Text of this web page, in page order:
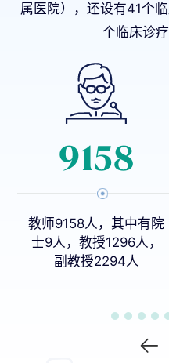
属医院），还设有41个
个临床诊
761
博士生导师1554人，硕
士生导师2039人